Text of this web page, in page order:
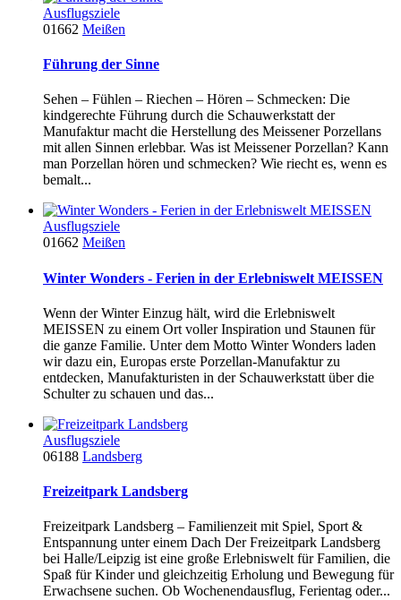
Ausflugsziele
01662 Meißen
Führung der Sinne
Sehen – Fühlen – Riechen – Hören – Schmecken: Die
kindgerechte Führung durch die Schauwerkstatt der
Manufaktur macht die Herstellung des Meissener Porzellans
mit allen Sinnen erlebbar. Was ist Meissener Porzellan? Kann
man Porzellan hören und schmecken? Wie riecht es, wenn es
bemalt...
Ausflugsziele
01662 Meißen
Winter Wonders - Ferien in der Erlebniswelt MEISSEN
Wenn der Winter Einzug hält, wird die Erlebniswelt
MEISSEN zu einem Ort voller Inspiration und Staunen für
die ganze Familie. Unter dem Motto Winter Wonders laden
wir dazu ein, Europas erste Porzellan-Manufaktur zu
entdecken, Manufakturisten in der Schauwerkstatt über die
Schulter zu schauen und das...
Ausflugsziele
06188 Landsberg
Freizeitpark Landsberg
Freizeitpark Landsberg – Familienzeit mit Spiel, Sport &
Entspannung unter einem Dach Der Freizeitpark Landsberg
bei Halle/Leipzig ist eine große Erlebniswelt für Familien, die
Spaß für Kinder und gleichzeitig Erholung und Bewegung für
Erwachsene suchen. Ob Wochenendausflug, Ferientag oder...